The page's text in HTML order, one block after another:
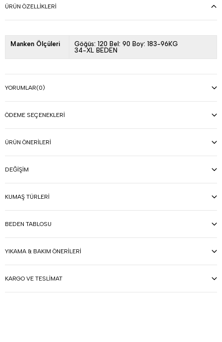
ÜRÜN ÖZELLIKLERI
Manken Ölçüleri
Göğüs: 120 Bel: 90 Boy: 183-96KG
34-XL BEDEN
YORUMLAR(0)
ÖDEME SEÇENEKLERI
ÜRÜN ÖNERILERI
DEĞIŞIM
KUMAŞ TÜRLERI
BEDEN TABLOSU
YIKAMA & BAKIM ÖNERILERI
KARGO VE TESLIMAT